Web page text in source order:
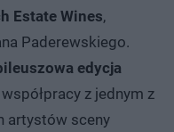
Estate Wines,
Paderewskiego.
edycja
z jednym z
artystów sceny